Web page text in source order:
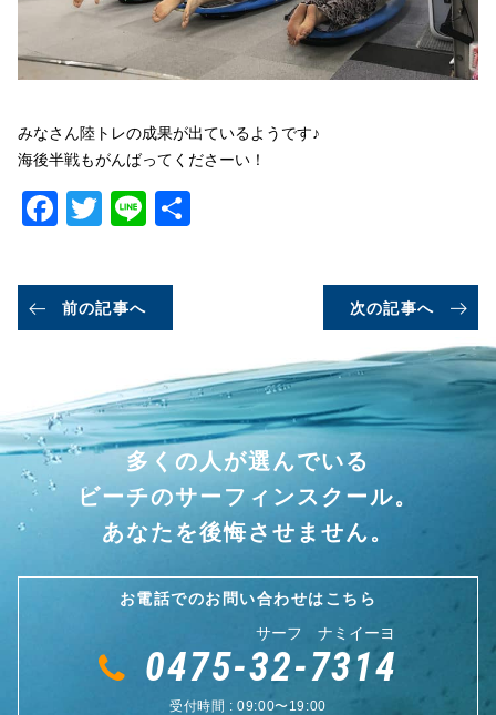
みなさん陸トレの成果が出ているようです♪
海後半戦もがんばってくださーい！
Facebook
Twitter
Line
前の記事へ 次の記事へ
多くの人が選んでいる
ビーチのサーフィンスクール。
あなたを後悔させません。
お電話でのお問い合わせはこちら
サーフ ナミイーヨ
0475-32-7314
受付時間 : 09:00〜19:00